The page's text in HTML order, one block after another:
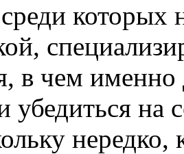
в чем именно
убедиться на
нередко,